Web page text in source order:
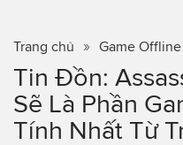
Trang chủ Game Offline
Tin Đồn:
Sẽ Là Phần
Tính Nhất Từ